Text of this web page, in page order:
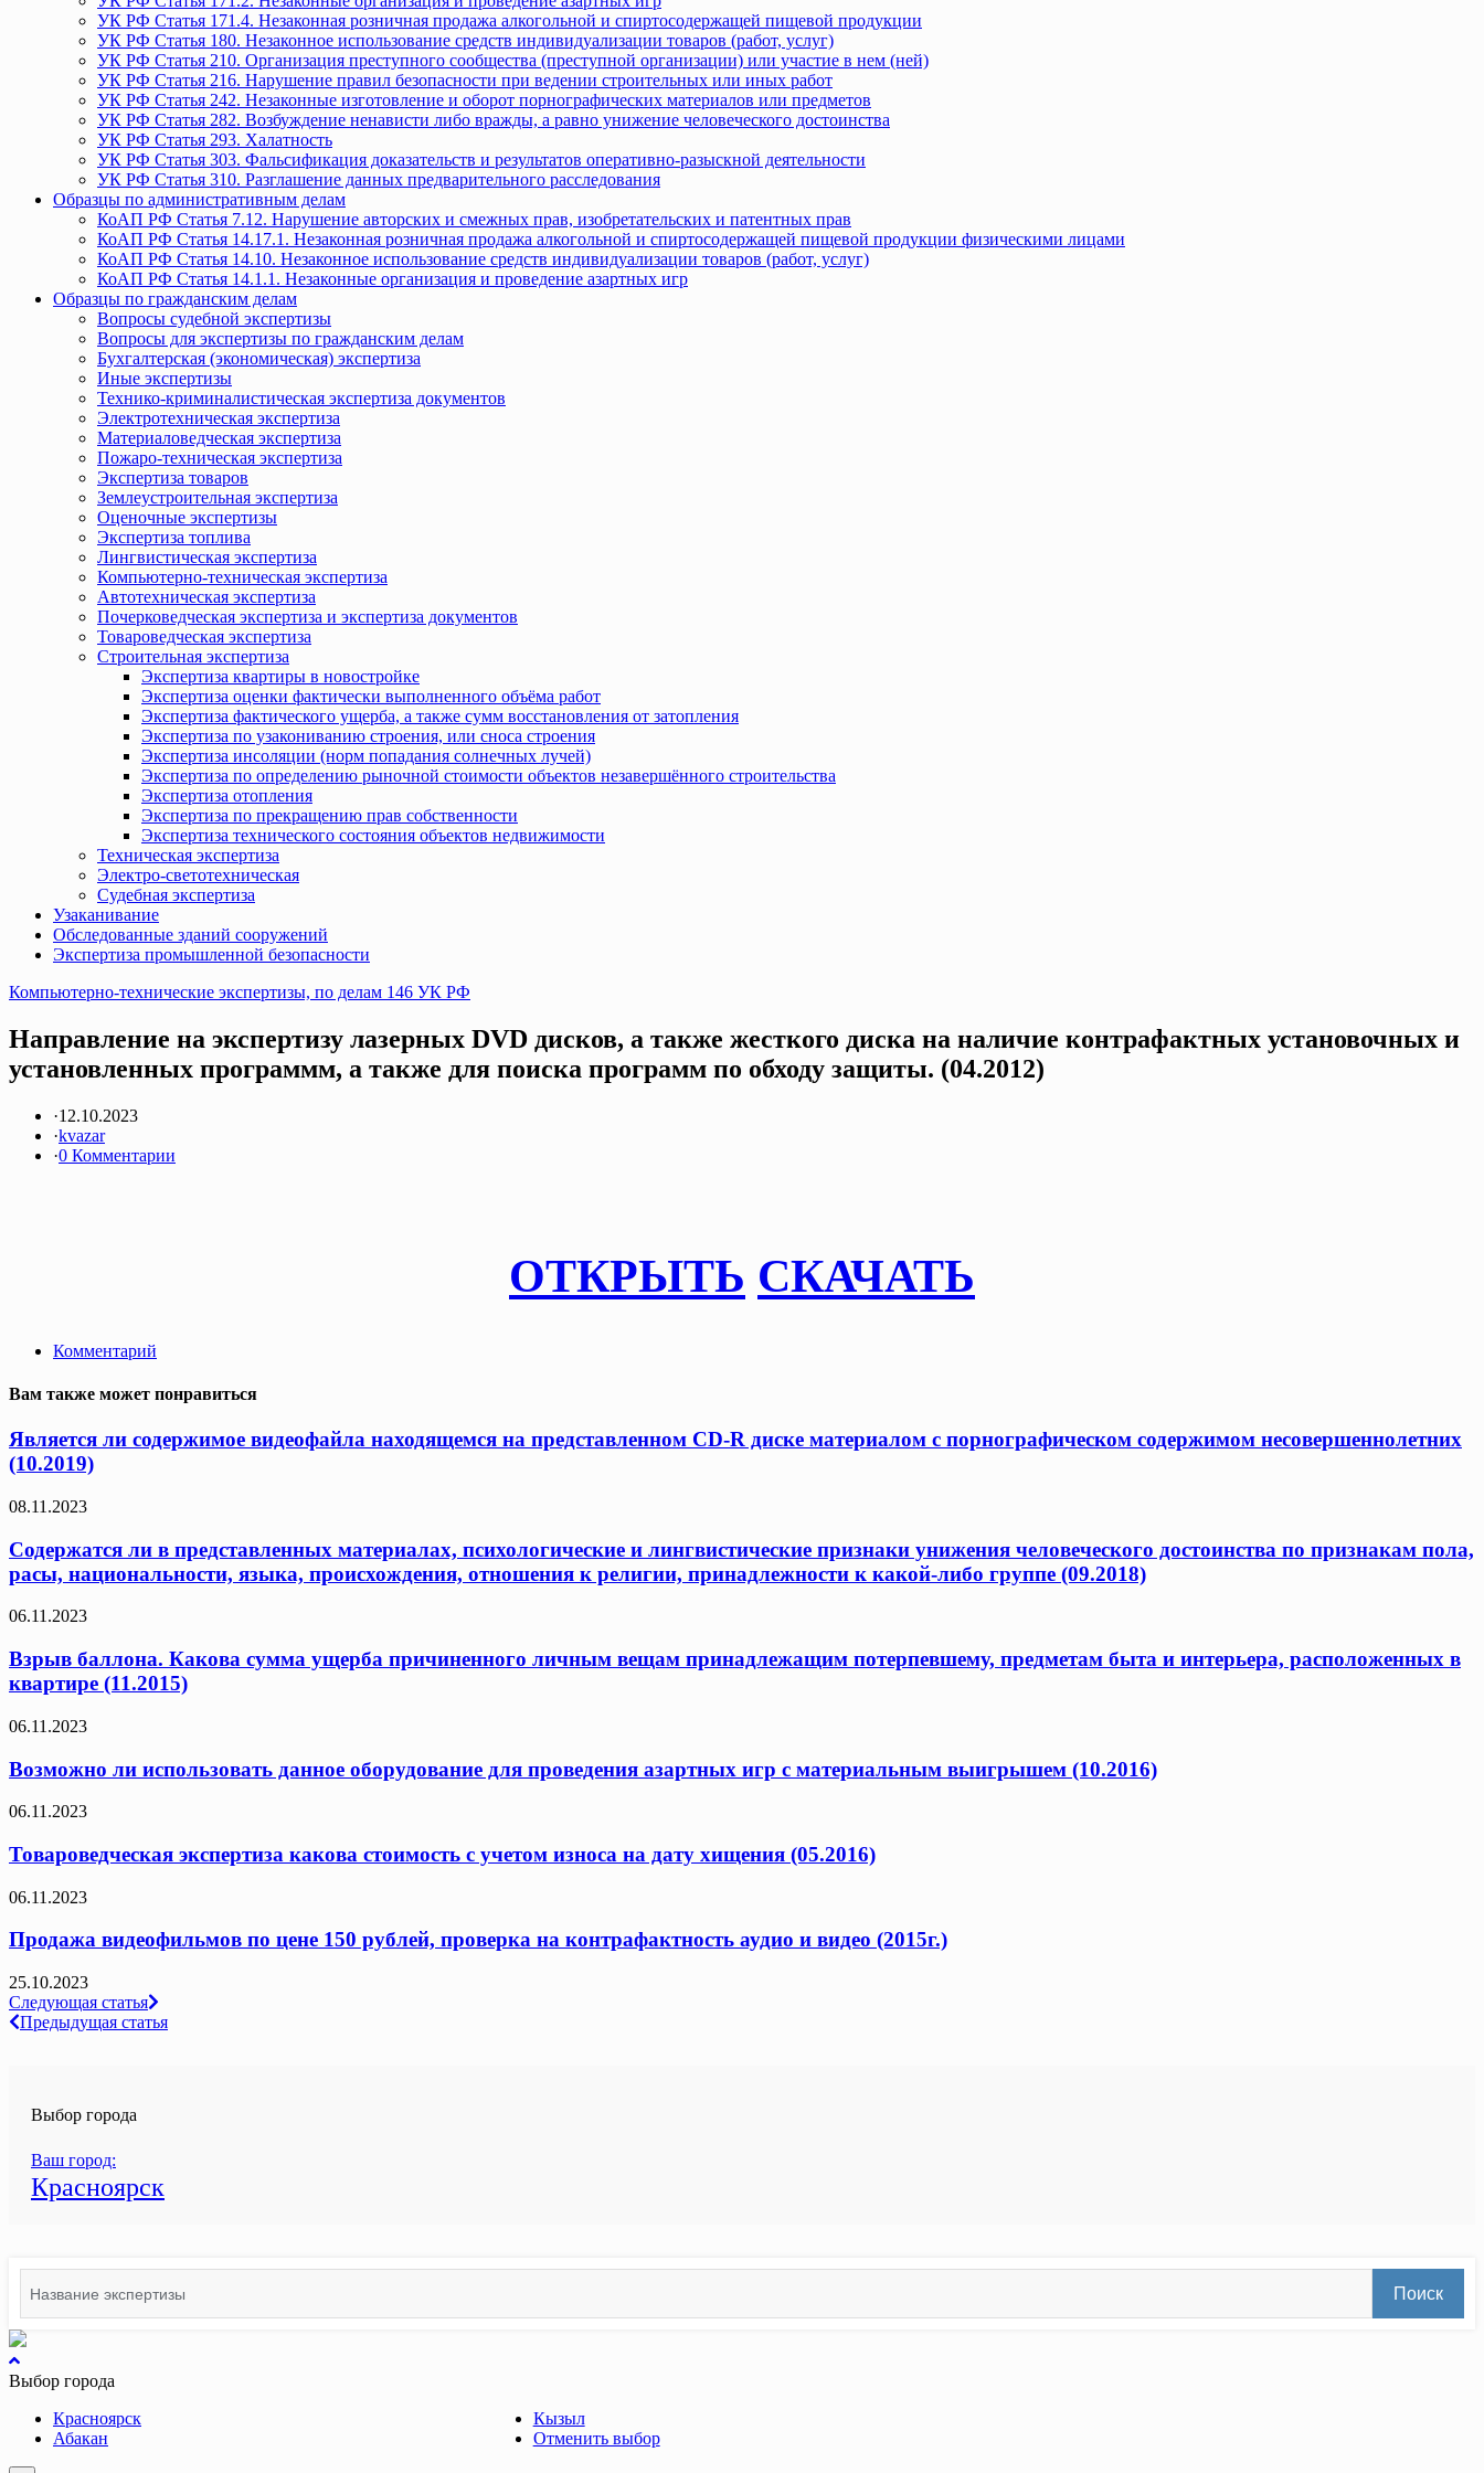
УК РФ Статья 171.4. Незаконная розничная продажа алкогольной и спиртосодержащей пищевой продукции
УК РФ Статья 180. Незаконное использование средств индивидуализации товаров (работ, услуг)
УК РФ Статья 210. Организация преступного сообщества (преступной организации) или участие в нем (ней)
УК РФ Статья 216. Нарушение правил безопасности при ведении строительных или иных работ
УК РФ Статья 242. Незаконные изготовление и оборот порнографических материалов или предметов
УК РФ Статья 282. Возбуждение ненависти либо вражды, а равно унижение человеческого достоинства
УК РФ Статья 293. Халатность
УК РФ Статья 303. Фальсификация доказательств и результатов оперативно-разыскной деятельности
УК РФ Статья 310. Разглашение данных предварительного расследования
Образцы по административным делам
КоАП РФ Статья 7.12. Нарушение авторских и смежных прав, изобретательских и патентных прав
КоАП РФ Статья 14.17.1. Незаконная розничная продажа алкогольной и спиртосодержащей пищевой продукции физическими лицами
КоАП РФ Статья 14.10. Незаконное использование средств индивидуализации товаров (работ, услуг)
КоАП РФ Статья 14.1.1. Незаконные организация и проведение азартных игр
Образцы по гражданским делам
Вопросы судебной экспертизы
Вопросы для экспертизы по гражданским делам
Бухгалтерская (экономическая) экспертиза
Иные экспертизы
Технико-криминалистическая экспертиза документов
Электротехническая экспертиза
Материаловедческая экспертиза
Пожаро-техническая экспертиза
Экспертиза товаров
Землеустроительная экспертиза
Оценочные экспертизы
Экспертиза топлива
Лингвистическая экспертиза
Компьютерно-техническая экспертиза
Автотехническая экспертиза
Почерковедческая экспертиза и экспертиза документов
Товароведческая экспертиза
Строительная экспертиза
Экспертиза квартиры в новостройке
Экспертиза оценки фактически выполненного объёма работ
Экспертиза фактического ущерба, а также сумм восстановления от затопления
Экспертиза по узакониванию строения, или сноса строения
Экспертиза инсоляции (норм попадания солнечных лучей)
Экспертиза по определению рыночной стоимости объектов незавершённого строительства
Экспертиза отопления
Экспертиза по прекращению прав собственности
Экспертиза технического состояния объектов недвижимости
Техническая экспертиза
Электро-светотехническая
Судебная экспертиза
Узаканивание
Обследованные зданий сооружений
Экспертиза промышленной безопасности
Компьютерно-технические экспертизы, по делам 146 УК РФ
Направление на экспертизу лазерных DVD дисков, а также жесткого диска на наличие контрафактных установочных и
установленных программм, а также для поиска программ по обходу защиты. (04.2012)
·12.10.2023
·kvazar
·0 Комментарии
ОТКРЫТЬ СКАЧАТЬ
Комментарий
Вам также может понравиться
Является ли содержимое видеофайла находящемся на представленном CD-R диске материалом с порнографическом содержимом несовершеннолетних
(10.2019)
08.11.2023
Содержатся ли в представленных материалах, психологические и лингвистические признаки унижения человеческого достоинства по признакам пола,
расы, национальности, языка, происхождения, отношения к религии, принадлежности к какой-либо группе (09.2018)
06.11.2023
Взрыв баллона. Какова сумма ущерба причиненного личным вещам принадлежащим потерпевшему, предметам быта и интерьера, расположенных в
квартире (11.2015)
06.11.2023
Возможно ли использовать данное оборудование для проведения азартных игр с материальным выигрышем (10.2016)
06.11.2023
Товароведческая экспертиза какова стоимость с учетом износа на дату хищения (05.2016)
06.11.2023
Продажа видеофильмов по цене 150 рублей, проверка на контрафактность аудио и видео (2015г.)
25.10.2023
Навигация
по
Следующая статья
Предыдущая статья
Выбор города
Ваш город:
Красноярск
for:
Поиск
вернуться
к
Выбор города
Красноярск
Абакан
Кызыл
Отменить выбор